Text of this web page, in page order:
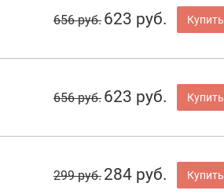
656 руб. 623 руб. Купить
656 руб. 623 руб. Купить
299 руб. 284 руб. Купить